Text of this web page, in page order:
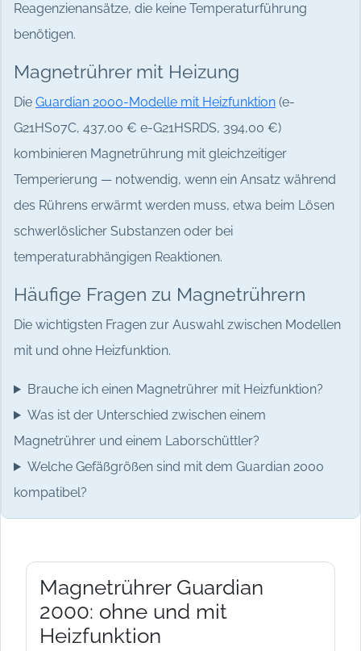
Reagenzienansätze, die keine Temperaturführung
benötigen.
Magnetrührer mit Heizung
Die Guardian 2000-Modelle mit Heizfunktion (e-
G21HS07C, 437,00 € e-G21HSRDS, 394,00 €)
kombinieren Magnetrührung mit gleichzeitiger
Temperierung — notwendig, wenn ein Ansatz während
des Rührens erwärmt werden muss, etwa beim Lösen
schwerlöslicher Substanzen oder bei
temperaturabhängigen Reaktionen.
Häufige Fragen zu Magnetrührern
Die wichtigsten Fragen zur Auswahl zwischen Modellen
mit und ohne Heizfunktion.
Brauche ich einen Magnetrührer mit Heizfunktion?
Was ist der Unterschied zwischen einem
Magnetrührer und einem Laborschüttler?
Welche Gefäßgrößen sind mit dem Guardian 2000
kompatibel?
Magnetrührer Guardian
2000: ohne und mit
Heizfunktion